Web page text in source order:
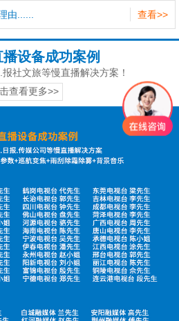
查看>>
由......
设备成功案例
社文旅等慢直播解决方案！
查看更多>>